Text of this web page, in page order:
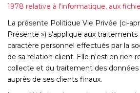
ACCÈS
1978 relative à l'informatique, aux
La présente Politique Vie Privée (ci-
Présente ») s'applique aux traitements
caractère personnel effectués par la
de sa relation client. Elle n'est en rien
collecte et du traitement des
auprès de ses clients finaux.